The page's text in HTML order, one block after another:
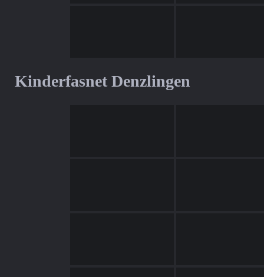
Kinderfasnet Denzlingen